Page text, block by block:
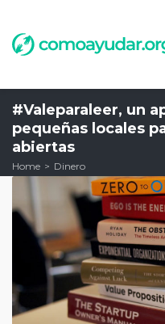
#Valeparaleer, un
pequeñas locales
abiertas
Home Dinero